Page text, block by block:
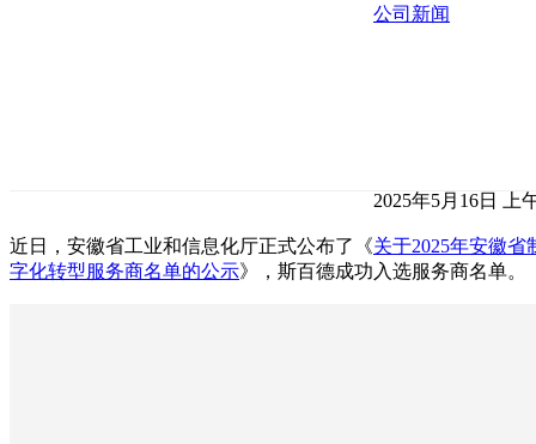
公司新闻
2025年5月16日 上
近日，安徽省工业和信息化厅正式公布了《关于2025年安徽省
字化转型服务商名单的公示》，斯百德成功入选服务商名单。